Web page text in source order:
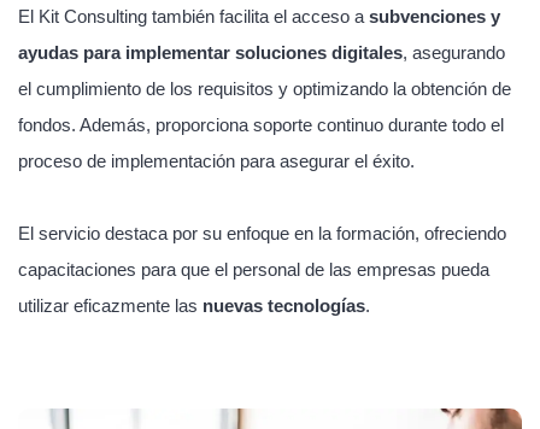
El Kit Consulting también facilita el acceso a subvenciones y
ayudas para implementar soluciones digitales, asegurando
el cumplimiento de los requisitos y optimizando la obtención de
fondos. Además, proporciona soporte continuo durante todo el
proceso de implementación para asegurar el éxito.
El servicio destaca por su enfoque en la formación, ofreciendo
capacitaciones para que el personal de las empresas pueda
utilizar eficazmente las nuevas tecnologías.